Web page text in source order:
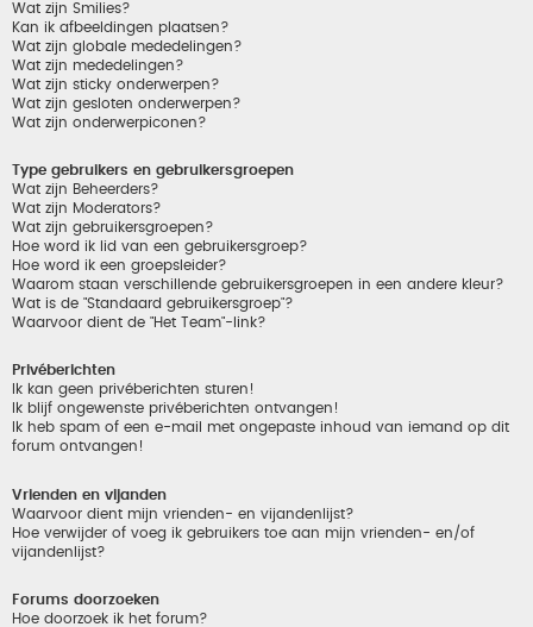
Wat zijn Smilies?
Kan ik afbeeldingen plaatsen?
Wat zijn globale mededelingen?
Wat zijn mededelingen?
Wat zijn sticky onderwerpen?
Wat zijn gesloten onderwerpen?
Wat zijn onderwerpiconen?
Type gebruikers en gebruikersgroepen
Wat zijn Beheerders?
Wat zijn Moderators?
Wat zijn gebruikersgroepen?
Hoe word ik lid van een gebruikersgroep?
Hoe word ik een groepsleider?
Waarom staan verschillende gebruikersgroepen in een andere kleur?
Wat is de "Standaard gebruikersgroep"?
Waarvoor dient de "Het Team"-link?
Privéberichten
Ik kan geen privéberichten sturen!
Ik blijf ongewenste privéberichten ontvangen!
Ik heb spam of een e-mail met ongepaste inhoud van iemand op dit
forum ontvangen!
Vrienden en vijanden
Waarvoor dient mijn vrienden- en vijandenlijst?
Hoe verwijder of voeg ik gebruikers toe aan mijn vrienden- en/of
vijandenlijst?
Forums doorzoeken
Hoe doorzoek ik het forum?